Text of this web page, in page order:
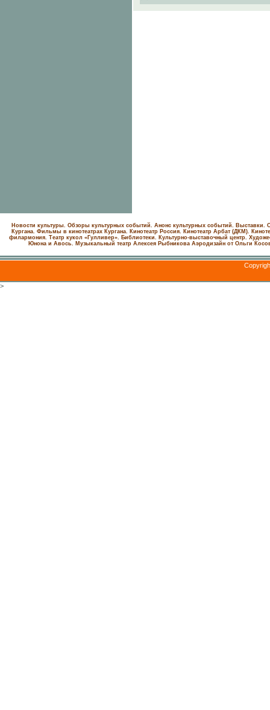
Новости культуры. Обзоры культурных событий. Анонс культурных событий. Выставки.
Кургана. Фильмы в кинотеатрах Кургана.
Кинотеатр Россия. Кинотеатр Арбат (ДКМ).
филармония. Театр кукол «Гулливер». Библиотеки. Культурно-выставочный центр.
Юнона и Авось. Музыкальный театр Алексея Рыбникова Аэродизайн от Ольги
>